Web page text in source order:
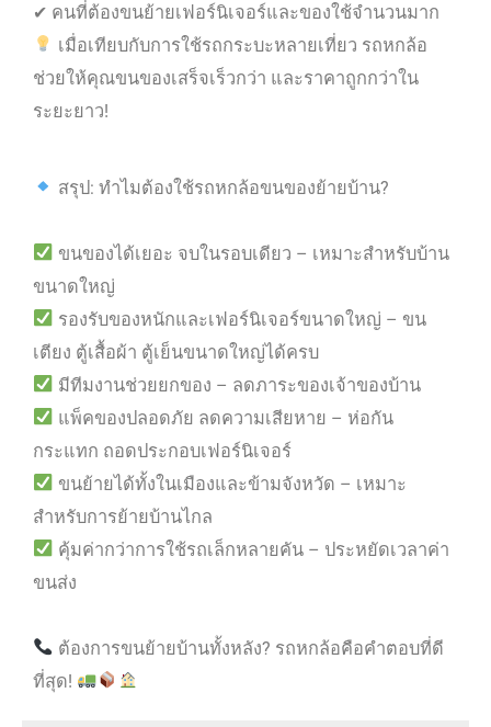
✔ คนที่ต้องขนย้ายเฟอร์นิเจอร์และของใช้จำนวนมาก
เมื่อเทียบกับการใช้รถกระบะหลายเที่ยว รถหกล้อ
ช่วยให้คุณขนของเสร็จเร็วกว่า และราคาถูกกว่าใน
ระยะยาว!
สรุป: ทำไมต้องใช้รถหกล้อขนของย้ายบ้าน?
ขนของได้เยอะ จบในรอบเดียว – เหมาะสำหรับบ้าน
ขนาดใหญ่
รองรับของหนักและเฟอร์นิเจอร์ขนาดใหญ่ – ขน
เตียง ตู้เสื้อผ้า ตู้เย็นขนาดใหญ่ได้ครบ
มีทีมงานช่วยยกของ – ลดภาระของเจ้าของบ้าน
แพ็คของปลอดภัย ลดความเสียหาย – ห่อกัน
กระแทก ถอดประกอบเฟอร์นิเจอร์
ขนย้ายได้ทั้งในเมืองและข้ามจังหวัด – เหมาะ
สำหรับการย้ายบ้านไกล
คุ้มค่ากว่าการใช้รถเล็กหลายคัน – ประหยัดเวลาค่า
ขนส่ง
ต้องการขนย้ายบ้านทั้งหลัง? รถหกล้อคือคำตอบที่ดี
ที่สุด!